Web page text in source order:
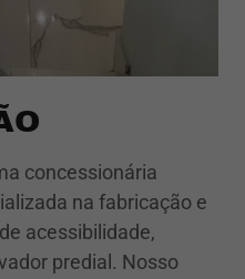
concessionária
na fabricação e
acessibilidade,
predial. Nosso